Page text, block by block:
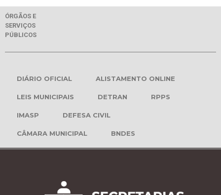
ÓRGÃOS E
SERVIÇOS
PÚBLICOS
DIÁRIO OFICIAL ALISTAMENTO ONLINE
LEIS MUNICIPAIS DETRAN RPPS
IMASP DEFESA CIVIL
CÂMARA MUNICIPAL BNDES